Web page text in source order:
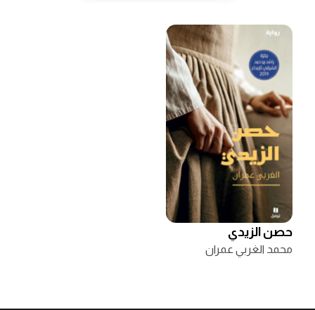
حصن الزيدي
محمد الغربي عمران